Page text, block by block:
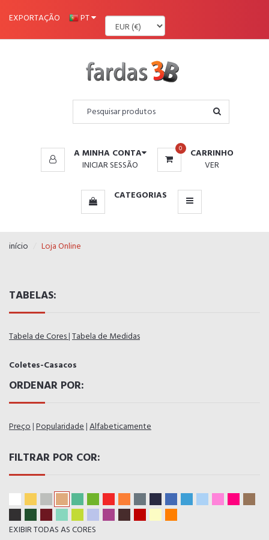
EXPORTAÇÃO PT
A MINHA CONTA
INICIAR SESSÃO
0
CARRINHO
VER
CATEGORIAS
MENU
início Loja Online
TABELAS:
Tabela de Cores|Tabela de Medidas
Coletes-Casacos
ORDENAR POR:
Preço|Popularidade|Alfabeticamente
FILTRAR POR COR:
EXIBIR TODAS AS CORES